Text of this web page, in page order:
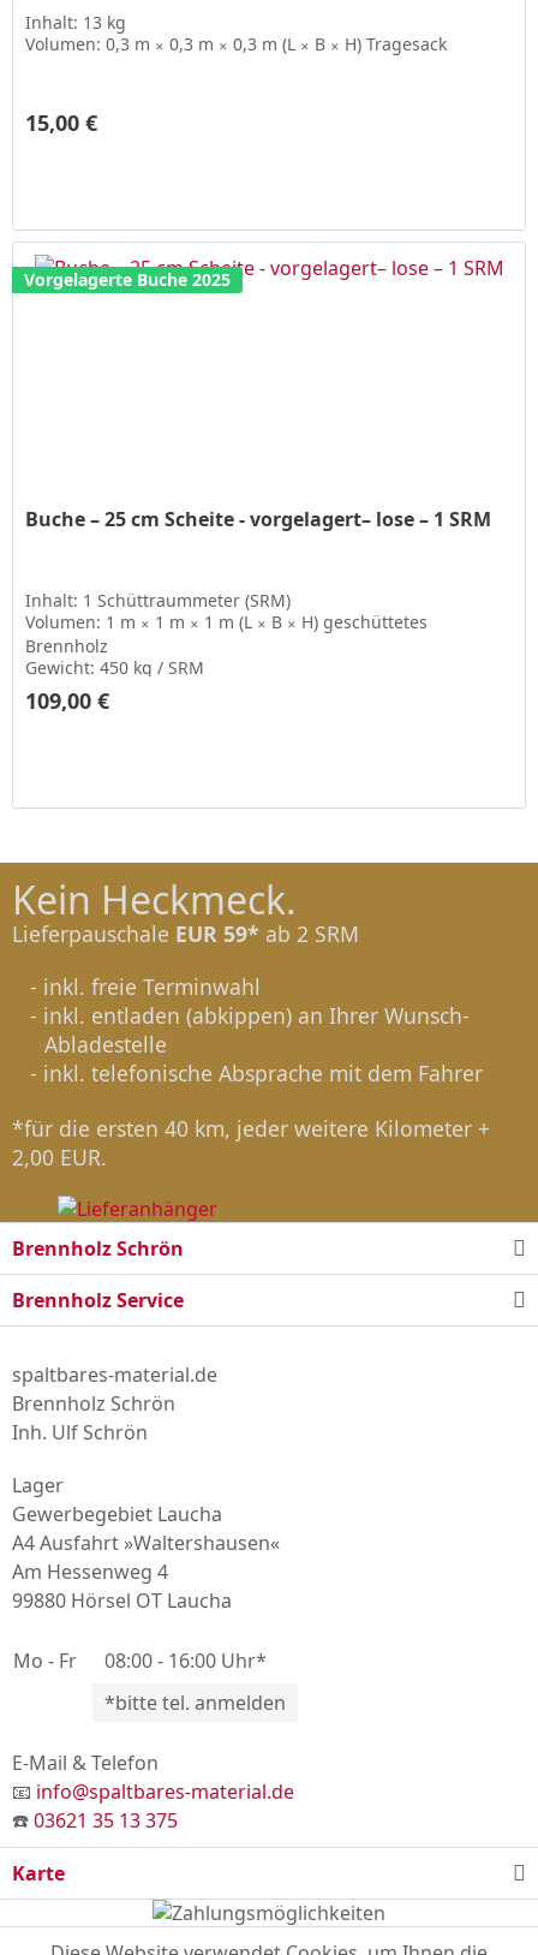
Inhalt: 13 kg
Volumen: 0,3 m ✕ 0,3 m ✕ 0,3 m (L ✕ B ✕ H) Tragesack
15,00 € ­
Vorgelagerte Buche 2025
Buche – 25 cm Scheite - vorgelagert– lose – 1 SRM
Inhalt: 1 Schüttraummeter (SRM)
Volumen: 1 m ✕ 1 m ✕ 1 m (L ✕ B ✕ H) geschüttetes
Brennholz
Gewicht: 450 kg / SRM
109,00 € ­
Kein Heckmeck.
Lieferpauschale EUR 59* ab 2 SRM
- inkl. freie Terminwahl
- inkl. entladen (abkippen) an Ihrer Wunsch-
Abladestelle
- inkl. telefonische Absprache mit dem Fahrer
*für die ersten 40 km, jeder weitere Kilometer +
2,00 EUR.
Brennholz Schrön
Brennholz Service
spaltbares-material.de
Brennholz Schrön
Inh. Ulf Schrön
Lager
Gewerbegebiet Laucha
A4 Ausfahrt »Waltershausen«
Am Hessenweg 4
99880 Hörsel OT Laucha
Mo - Fr
08:00 - 16:00 Uhr*
*bitte tel. anmelden
E-Mail & Telefon
📧 info@spaltbares-material.de
☎️03621 35 13 375
Karte